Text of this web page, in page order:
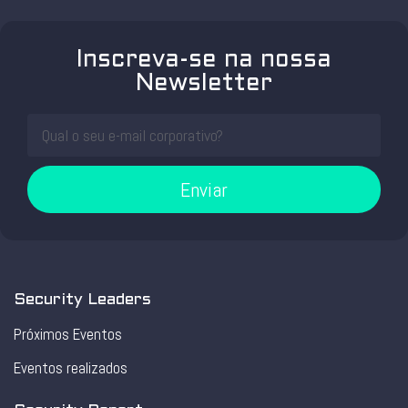
Inscreva-se na nossa
Newsletter
Enviar
Security Leaders
Próximos Eventos
Eventos realizados